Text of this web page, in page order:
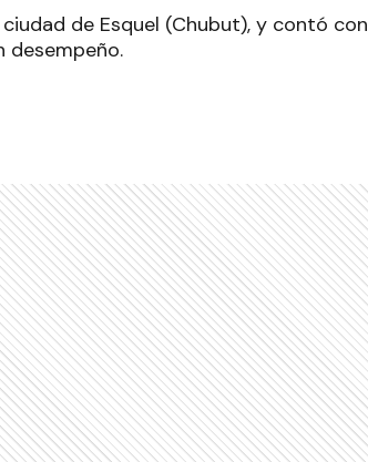
de Esquel (Chubut), y contó con
desempeño.